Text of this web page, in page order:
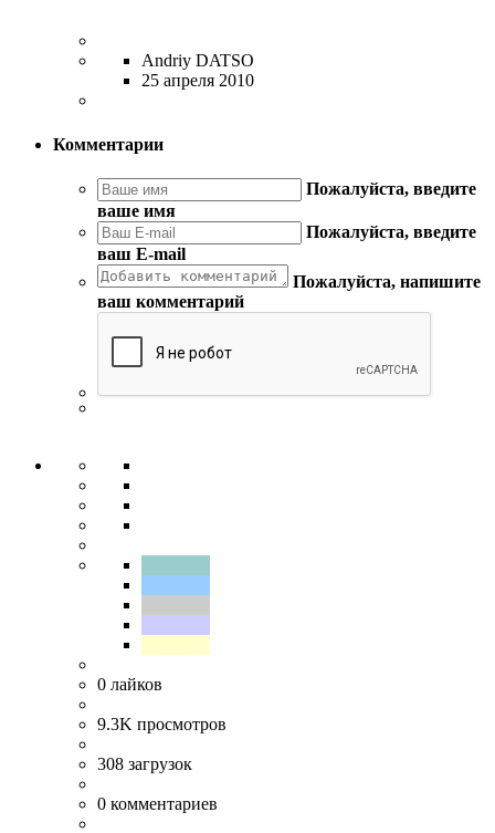
Andriy DATSO
25 апреля 2010
Комментарии
Пожалуйста, введите
ваше имя
Пожалуйста, введите
ваш E-mail
Пожалуйста, напишите
ваш комментарий
0 лайков
9.3K просмотров
308 загрузок
0 комментариев